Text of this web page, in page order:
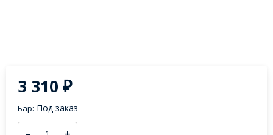
3 310₽
Бар: Под заказ